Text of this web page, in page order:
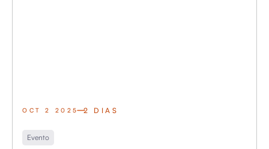
OCT 2 2025 2 DIAS
Evento